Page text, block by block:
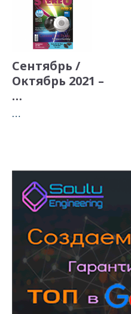
Сентябрь /
Октябрь 2021 –
…
…